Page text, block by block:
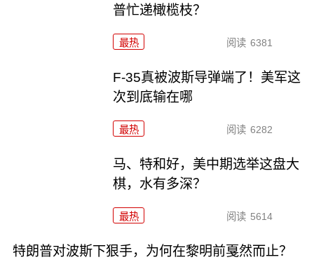
普忙递橄榄枝？
最热 阅读 6381
F-35真被波斯导弹端了！美军这
次到底输在哪
最热 阅读 6282
马、特和好，美中期选举这盘大
棋，水有多深？
最热 阅读 5614
特朗普对波斯下狠手，为何在黎明前戛然而止？